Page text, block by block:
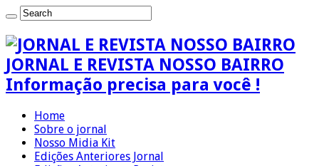
JORNAL E REVISTA NOSSO BAIRRO
Informação precisa para você !
Home
Sobre o jornal
Nosso Midia Kit
Edições Anteriores Jornal